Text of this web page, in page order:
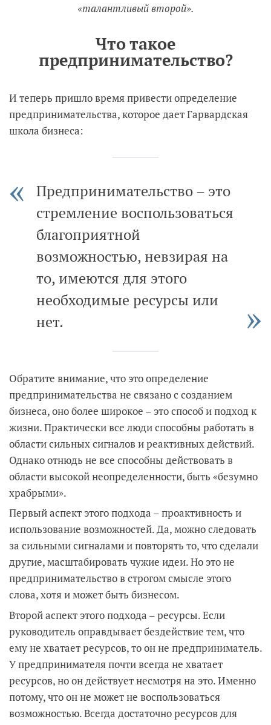
«талантливый второй».
Что такое
предпринимательство?
И теперь пришло время привести определение
предпринимательства, которое дает Гарвардская
школа бизнеса:
Предпринимательство – это
стремление воспользоваться
благоприятной
возможностью, невзирая на
то, имеются для этого
необходимые ресурсы или
нет.
Обратите внимание, что это определение
предпринимательства не связано с созданием
бизнеса, оно более широкое – это способ и подход к
жизни. Практически все люди способны работать в
области сильных сигналов и реактивных действий.
Однако отнюдь не все способны действовать в
области высокой неопределенности, быть «безумно
храбрыми».
Первый аспект этого подхода – проактивность и
использование возможностей. Да, можно следовать
за сильными сигналами и повторять то, что сделали
другие, масштабировать чужие идеи. Но это не
предпринимательство в строгом смысле этого
слова, хотя и может быть бизнесом.
Второй аспект этого подхода – ресурсы. Если
руководитель оправдывает бездействие тем, что
ему не хватает ресурсов, то он не предприниматель.
У предпринимателя почти всегда не хватает
ресурсов, но он действует несмотря на это. Именно
потому, что он не может не воспользоваться
возможностью. Всегда достаточно ресурсов для